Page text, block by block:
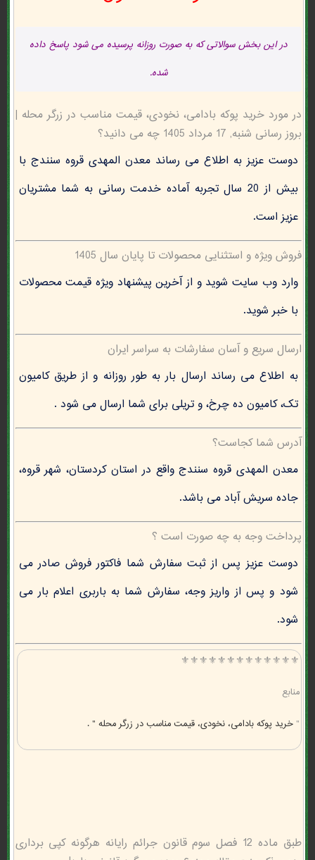
در این بخش سوالاتی که به صورت روزانه پرسیده می شود پاسخ داده
شده.
در مورد خرید پوکه بادامی، نخودی، قیمت مناسب در زرگر محله |
بروز رسانی شنبه, 17 مرداد 1405 چه می دانید؟
دوست عزیز به اطلاع می رساند معدن المهدی قروه سنندج با
بیش از 20 سال تجربه آماده خدمت رسانی به شما مشتریان
عزیز است.
فروش ویژه و استثنایی محصولات تا پایان سال 1405
وارد وب سایت شوید و از آخرین پیشنهاد ویژه قیمت محصولات
با خبر شوید.
ارسال سریع و آسان سفارشات به سراسر ایران
به اطلاع می رساند ارسال بار به طور روزانه و از طریق کامیون
تک، کامیون ده چرخ، و تریلی برای شما ارسال می شود .
آدرس شما کجاست؟
معدن المهدی قروه سنندج واقع در استان کردستان، شهر قروه،
جاده سریش آباد می باشد.
پرداخت وجه به چه صورت است ؟
دوست عزیز پس از ثبت سفارش شما فاکتور فروش صادر می
شود و پس از واریز وجه، سفارش شما به باربری اعلام بار می
شود.
⚜️⚜️⚜️⚜️⚜️⚜️⚜️⚜️⚜️⚜️⚜️⚜️⚜️
منابع
" خرید پوکه بادامی، نخودی، قیمت مناسب در زرگر محله " .
طبق ماده 12 فصل سوم قانون جرائم رایانه هرگونه کپی برداری